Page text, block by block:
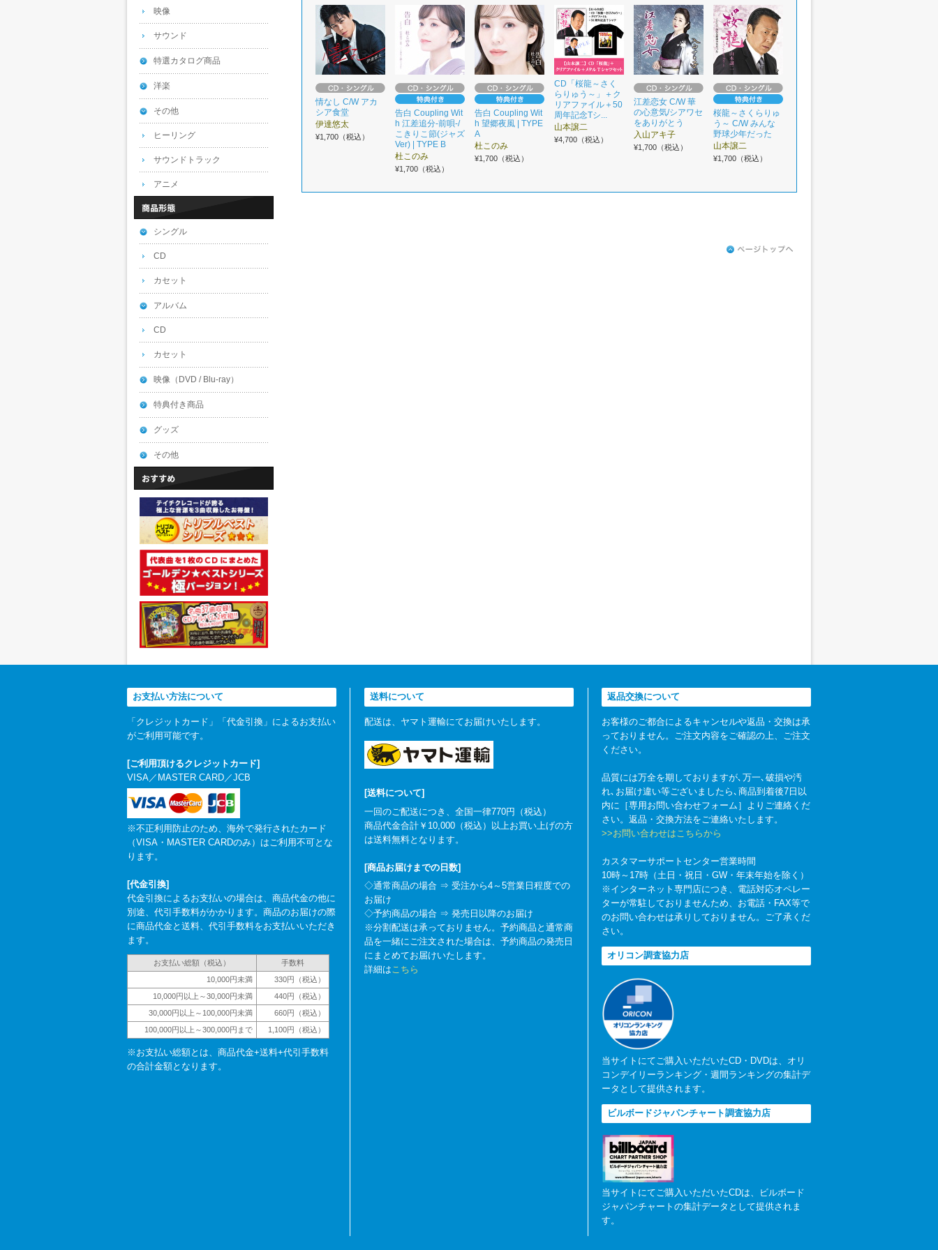
情なし C/W アカ
シア食堂
伊達悠太
¥1,700（税込）
告白 Coupling Wit
h 江差追分-前唄-/
こきりこ節(ジャズ
Ver) | TYPE B
杜このみ
¥1,700（税込）
告白 Coupling Wit
h 望郷夜風 | TYPE
A
杜このみ
¥1,700（税込）
CD「桜龍～さく
らりゅう～」＋ク
リアファイル＋50
周年記念Tシ...
山本譲二
¥4,700（税込）
江差恋女 C/W 華
の心意気/シアワセ
をありがとう
入山アキ子
¥1,700（税込）
桜龍～さくらりゅ
う～ C/W みんな
野球少年だった
山本譲二
¥1,700（税込）
映像
サウンド
特選カタログ商品
洋楽
その他
ヒーリング
サウンドトラック
アニメ
シングル
CD
カセット
アルバム
CD
カセット
映像（DVD / Blu-ray）
特典付き商品
グッズ
その他
お支払い方法について
「クレジットカード」「代金引換」によるお支払い
がご利用可能です。
[ご利用頂けるクレジットカード]
VISA／MASTER CARD／JCB
※不正利用防止のため、海外で発行されたカード
（VISA・MASTER CARDのみ）はご利用不可とな
ります。
[代金引換]
代金引換によるお支払いの場合は、商品代金の他に
別途、代引手数料がかかります。商品のお届けの際
に商品代金と送料、代引手数料をお支払いいただき
ます。
お支払い総額（税込）
手数料
10,000円未満
330円（税込）
10,000円以上～30,000円未満
440円（税込）
30,000円以上～100,000円未満
660円（税込）
100,000円以上～300,000円まで
1,100円（税込）
※お支払い総額とは、商品代金+送料+代引手数料
の合計金額となります。
送料について
配送は、ヤマト運輸にてお届けいたします。
[送料について]
一回のご配送につき、全国一律770円（税込）
商品代金合計￥10,000（税込）以上お買い上げの方
は送料無料となります。
[商品お届けまでの日数]
◇通常商品の場合 ⇒ 受注から4～5営業日程度での
お届け
◇予約商品の場合 ⇒ 発売日以降のお届け
※分割配送は承っておりません。予約商品と通常商
品を一緒にご注文された場合は、予約商品の発売日
にまとめてお届けいたします。
詳細はこちら
返品交換について
お客様のご都合によるキャンセルや返品・交換は承
っておりません。ご注文内容をご確認の上、ご注文
ください。
品質には万全を期しておりますが､万一､破損や汚
れ､お届け違い等ございましたら､商品到着後7日以
内に［専用お問い合わせフォーム］よりご連絡くだ
さい。返品・交換方法をご連絡いたします。
>>お問い合わせはこちらから
カスタマーサポートセンター営業時間
10時～17時（土日・祝日・GW・年末年始を除く）
※インターネット専門店につき、電話対応オペレー
ターが常駐しておりませんため、お電話・FAX等で
のお問い合わせは承りしておりません。ご了承くだ
さい。
オリコン調査協力店
当サイトにてご購入いただいたCD・DVDは、オリ
コンデイリーランキング・週間ランキングの集計デ
ータとして提供されます。
ビルボードジャパンチャート調査協力店
当サイトにてご購入いただいたCDは、ビルボード
ジャパンチャートの集計データとして提供されま
す。